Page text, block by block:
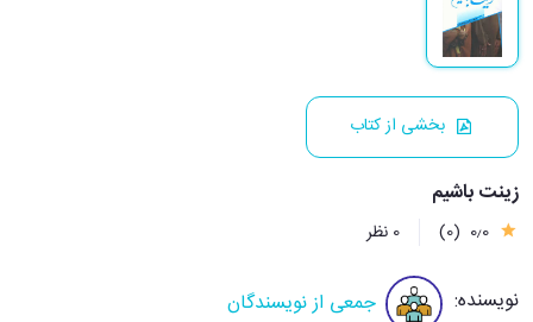
بخشی از کتاب
زینت باشیم
0٫0 (0) 0 نظر
نویسنده: جمعی از نویسندگان